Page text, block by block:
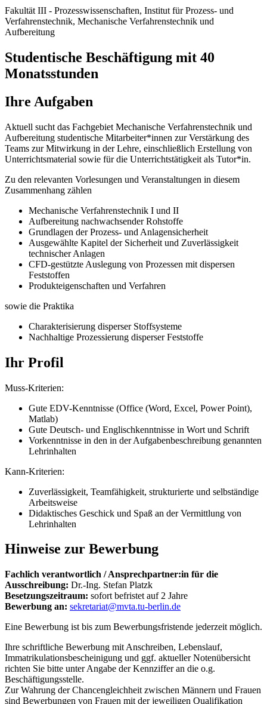
Fakultät III - Prozesswissenschaften, Institut für Prozess- und
Verfahrenstechnik, Mechanische Verfahrenstechnik und
Aufbereitung
Studentische Beschäftigung mit 40
Monatsstunden
Ihre Aufgaben
Aktuell sucht das Fachgebiet Mechanische Verfahrenstechnik und
Aufbereitung studentische Mitarbeiter*innen zur Verstärkung des
Teams zur Mitwirkung in der Lehre, einschließlich Erstellung von
Unterrichtsmaterial sowie für die Unterrichtstätigkeit als Tutor*in.
Zu den relevanten Vorlesungen und Veranstaltungen in diesem
Zusammenhang zählen
Mechanische Verfahrenstechnik I und II
Aufbereitung nachwachsender Rohstoffe
Grundlagen der Prozess- und Anlagensicherheit
Ausgewählte Kapitel der Sicherheit und Zuverlässigkeit
technischer Anlagen
CFD-gestützte Auslegung von Prozessen mit dispersen
Feststoffen
Produkteigenschaften und Verfahren
sowie die Praktika
Charakterisierung disperser Stoffsysteme
Nachhaltige Prozessierung disperser Feststoffe
Ihr Profil
Muss-Kriterien:
Gute EDV-Kenntnisse (Office (Word, Excel, Power Point),
Matlab)
Gute Deutsch- und Englischkenntnisse in Wort und Schrift
Vorkenntnisse in den in der Aufgabenbeschreibung genannten
Lehrinhalten
Kann-Kriterien:
Zuverlässigkeit, Teamfähigkeit, strukturierte und selbständige
Arbeitsweise
Didaktisches Geschick und Spaß an der Vermittlung von
Lehrinhalten
Hinweise zur Bewerbung
Fachlich verantwortlich / Ansprechpartner:in für die
Ausschreibung: Dr.-Ing. Stefan Platzk
Besetzungszeitraum: sofort befristet auf 2 Jahre
Bewerbung an: sekretariat@mvta.tu-berlin.de
Eine Bewerbung ist bis zum Bewerbungsfristende jederzeit möglich.
Ihre schriftliche Bewerbung mit Anschreiben, Lebenslauf,
Immatrikulationsbescheinigung und ggf. aktueller Notenübersicht
richten Sie bitte unter Angabe der Kennziffer an die o.g.
Beschäftigungsstelle.
Zur Wahrung der Chancengleichheit zwischen Männern und Frauen
sind Bewerbungen von Frauen mit der jeweiligen Qualifikation